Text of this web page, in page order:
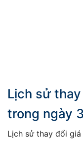
Lịch sử
trong ngày
Lịch sử thay đổi giá